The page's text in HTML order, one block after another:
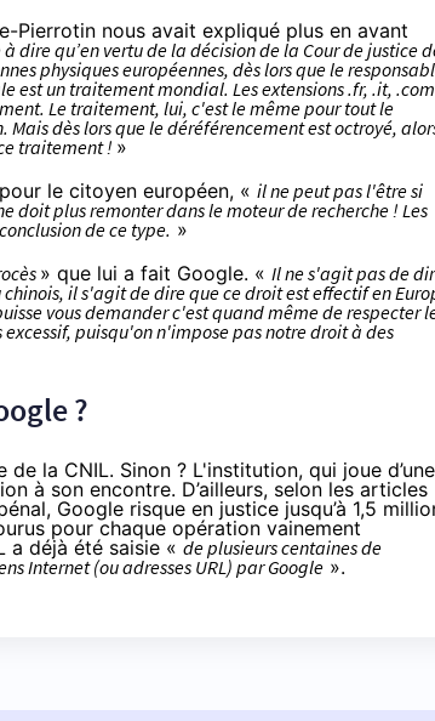
Pierrotin nous avait expliqué plus en avant
dire qu’en vertu de la décision de la Cour de justice
physiques européennes, dès lors que le
est un traitement mondial. Les extensions .fr, .it, .com
Le traitement, lui, c'est le même pour tout le
dès lors que le déréférencement est octroyé,
traitement ! »
le citoyen européen, « il ne peut pas l'être si
doit plus remonter dans le moteur de recherche ! Les
de ce type. »
» que lui a fait Google. « Il ne s'agit pas de
il s'agit de dire que ce droit est effectif en
vous demander c'est quand même de respecter
puisqu'on n'impose pas notre droit à des
?
la CNIL. Sinon ? L'institution, qui joue d’une
à son encontre. D’ailleurs, selon les articles
Google risque en justice jusqu’à 1,5
pour chaque opération vainement
a déjà été saisie « de plusieurs centaines de
Internet (ou adresses URL) par Google ».